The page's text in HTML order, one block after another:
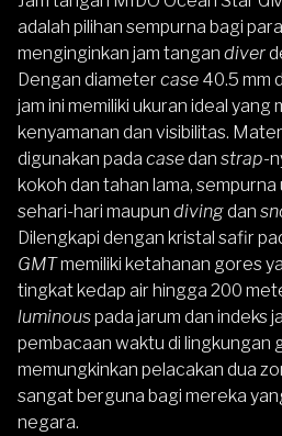
adalah pilihan sempurna bagi
menginginkan jam tangan diver
Dengan diameter case 40.5 mm
jam ini memiliki ukuran ideal yang
kenyamanan dan visibilitas.
digunakan pada casedan strap-
kokoh dan tahan lama,
sehari-hari maupun divingdan
Dilengkapi dengan kristal safir
GMTmemiliki ketahanan gores
tingkat kedap air hingga 200
luminouspada jarum dan indeks
pembacaan waktu di lingkungan
memungkinkan pelacakan dua
sangat berguna bagi mereka
negara.